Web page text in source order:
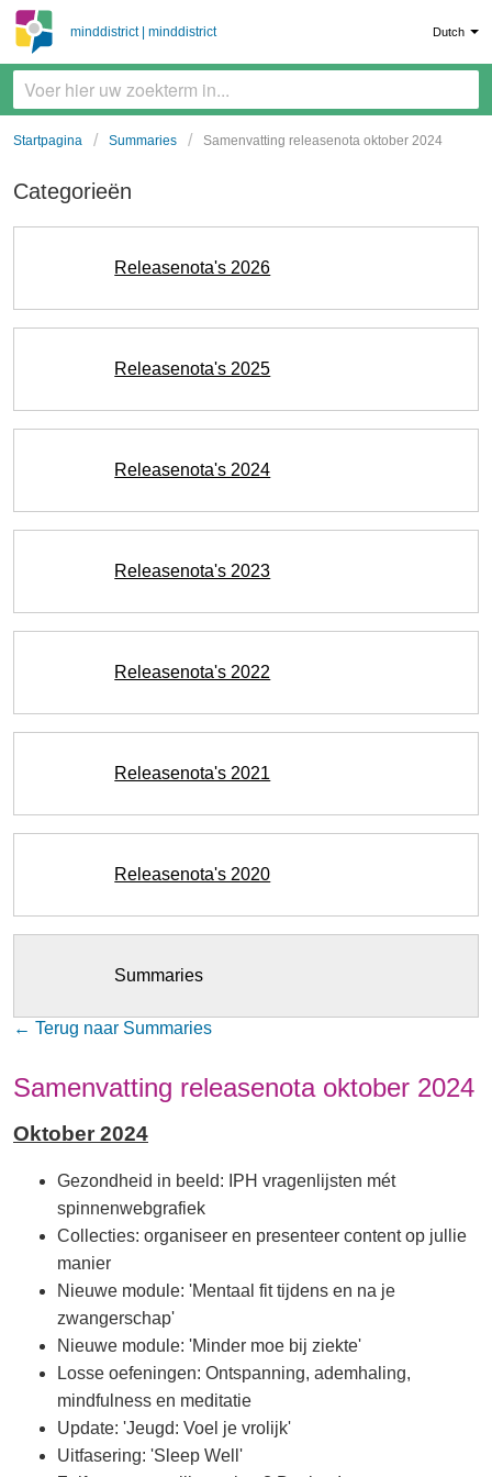
minddistrict | minddistrict Dutch
Startpagina Summaries Samenvatting releasenota oktober 2024
Categorieën
Releasenota's 2026
Releasenota's 2025
Releasenota's 2024
Releasenota's 2023
Releasenota's 2022
Releasenota's 2021
Releasenota's 2020
Summaries
← Terug naar Summaries
Samenvatting releasenota oktober 2024
Oktober 2024
Gezondheid in beeld: IPH vragenlijsten mét
spinnenwebgrafiek
Collecties: organiseer en presenteer content op jullie
manier
Nieuwe module: 'Mentaal fit tijdens en na je
zwangerschap'
Nieuwe module: 'Minder moe bij ziekte'
Losse oefeningen: Ontspanning, ademhaling,
mindfulness en meditatie
Update: 'Jeugd: Voel je vrolijk'
Uitfasering: 'Sleep Well'